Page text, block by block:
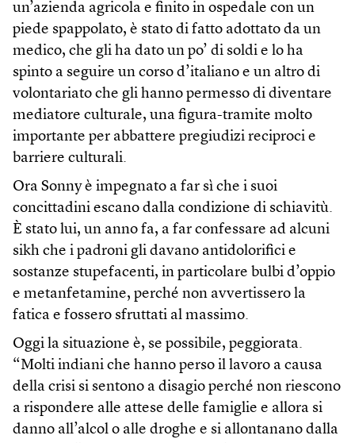
un’azienda agricola e finito in ospedale con un
piede spappolato, è stato di fatto adottato da un
medico, che gli ha dato un po’ di soldi e lo ha
spinto a seguire un corso d’italiano e un altro di
volontariato che gli hanno permesso di diventare
mediatore culturale, una figura-tramite molto
importante per abbattere pregiudizi reciproci e
barriere culturali.
Ora Sonny è impegnato a far sì che i suoi
concittadini escano dalla condizione di schiavitù.
È stato lui, un anno fa, a far confessare ad alcuni
sikh che i padroni gli davano antidolorifici e
sostanze stupefacenti, in particolare bulbi d’oppio
e metanfetamine, perché non avvertissero la
fatica e fossero sfruttati al massimo.
Oggi la situazione è, se possibile, peggiorata.
“Molti indiani che hanno perso il lavoro a causa
della crisi si sentono a disagio perché non riescono
a rispondere alle attese delle famiglie e allora si
danno all’alcol o alle droghe e si allontanano dalla